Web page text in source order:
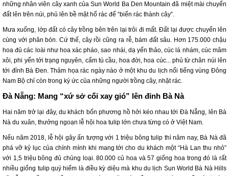
những nhân viên cây xanh của Sun World Ba Den Mountain đã miệt mài chuyển
đất lên trên núi, phủ lên bề mặt hố rác để “biến rác thành cây”.
Mưa xuống, lớp đất có cây trồng bên trên lại trôi đi mất. Đất lại được chuyển lên
cùng với phân bón. Cứ thế, cây rồi cũng ra rễ, bám đất sâu. Hơn 175.000 chậu
hoa đủ các loài như hoa xác pháo, sao nhái, dạ yến thảo, cúc lá nhám, cúc mâm
xôi, phi yến tới trạng nguyên, cẩm tú cầu, hoa đời, hoa cúc... phủ từ chân núi lên
tới đỉnh Bà Đen. Thảm họa rác ngày nào ở một khu du lịch nổi tiếng vùng Đông
Nam Bộ chỉ còn trong ký ức của những người trồng cây, nhặt rác.
Đà Nẵng: Mang “xứ sở cối xay gió” lên đỉnh Bà Nà
Hai năm trở lại đây, du khách bốn phương hồ hởi kéo nhau tới Đà Nẵng, lên Bà
Nà du xuân, thưởng ngoạn lễ hội hoa tulip lớn chưa từng có ở Việt Nam.
Nếu năm 2018, lễ hội gây ấn tượng với 1 triệu bông tulip thì năm nay, Bà Nà đã
phá vỡ kỷ lục của chính mình khi mang tới cho du khách một “Hà Lan thu nhỏ”
với 1,5 triệu bông đủ chủng loại. 80.000 củ hoa và 57 giống hoa trong đó là rất
nhiều giống tulip quý hiếm là điều kỳ diệu mà khu du lịch Sun World Bà Nà Hills